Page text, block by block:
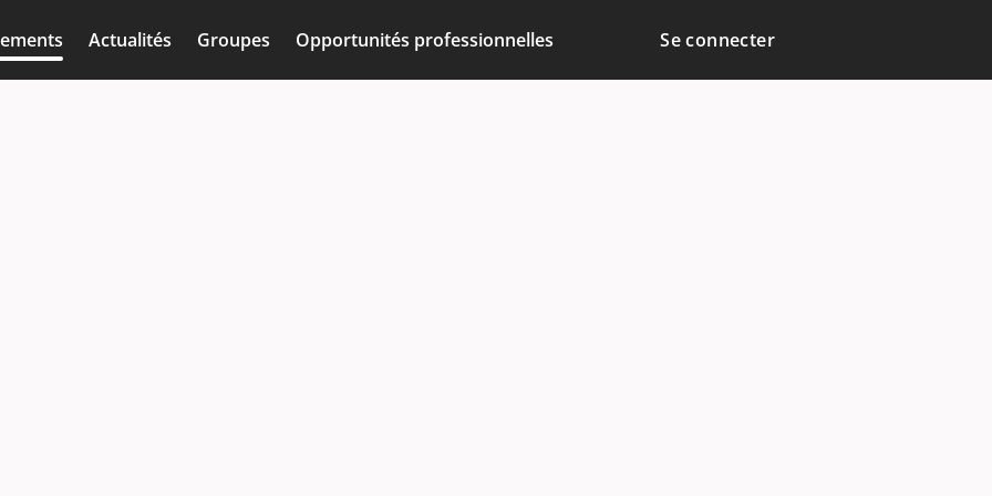
Actualités Groupes Opportunités professionnelles Se connecter